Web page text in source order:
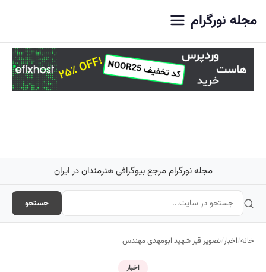
مجله نورگرام
مجله نورگرام مرجع بیوگرافی هنرمندان در ایران
جستجو
خانه/اخبار/تصویر قبر شهید ابومهدی مهندس
اخبار